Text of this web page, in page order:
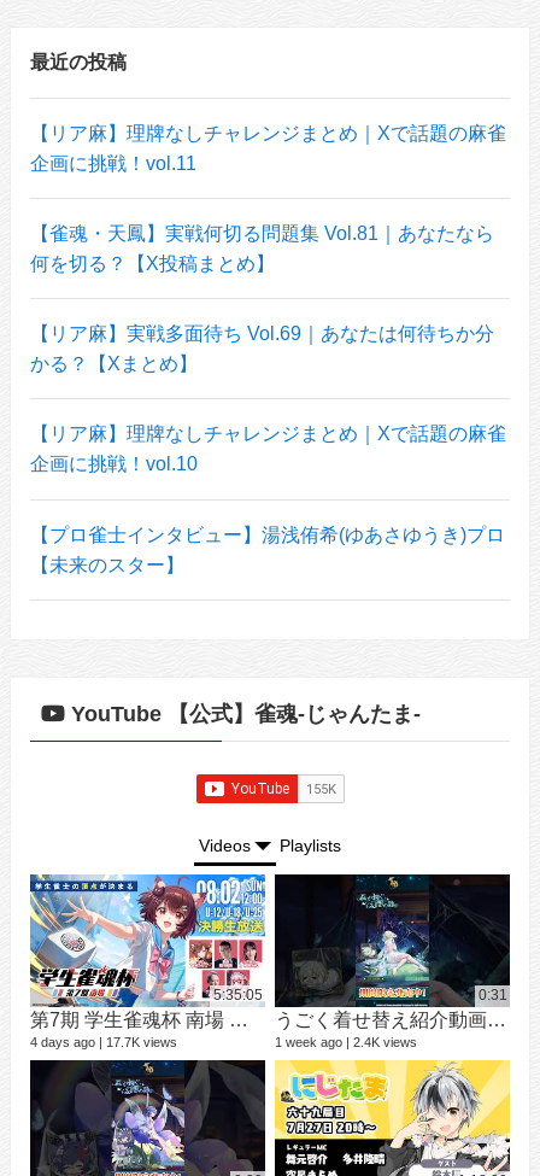
最近の投稿
【リア麻】理牌なしチャレンジまとめ｜Xで話題の麻雀
企画に挑戦！vol.11
【雀魂・天鳳】実戦何切る問題集 Vol.81｜あなたなら
何を切る？【X投稿まとめ】
【リア麻】実戦多面待ち Vol.69｜あなたは何待ちか分
かる？【Xまとめ】
【リア麻】理牌なしチャレンジまとめ｜Xで話題の麻雀
企画に挑戦！vol.10
【プロ雀士インタビュー】湯浅侑希(ゆあさゆうき)プロ
【未来のスター】
YouTube 【公式】雀魂-じゃんたま-
Videos Playlists
5:35:05
第7期 学生雀魂杯 南場 決勝
4 days ago 17.7K views
0:31
うごく着せ替え紹介動画 ミラ #shorts
1 week ago 2.4K views